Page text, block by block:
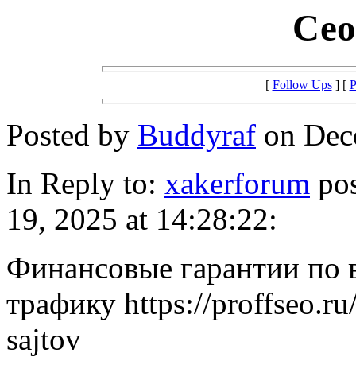
[ Follow Ups] [
Posted by Buddyraf on
In Reply to: xakerforum
19, 2025 at 14:28:22:
Финансовые гарантии
трафику https://
sajtov